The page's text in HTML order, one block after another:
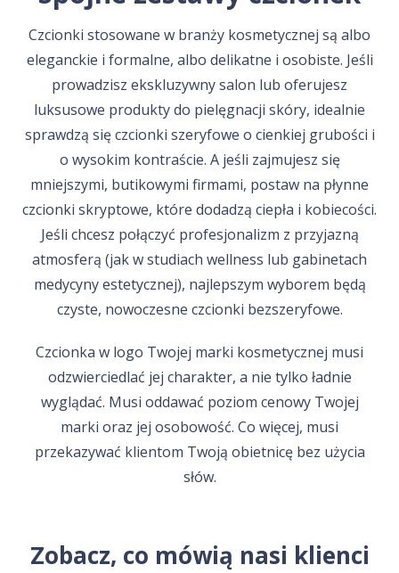
Czcionki stosowane w branży kosmetycznej są albo
eleganckie i formalne, albo delikatne i osobiste. Jeśli
prowadzisz ekskluzywny salon lub oferujesz
luksusowe produkty do pielęgnacji skóry, idealnie
sprawdzą się czcionki szeryfowe o cienkiej grubości i
o wysokim kontraście. A jeśli zajmujesz się
mniejszymi, butikowymi firmami, postaw na płynne
czcionki skryptowe, które dodadzą ciepła i kobiecości.
Jeśli chcesz połączyć profesjonalizm z przyjazną
atmosferą (jak w studiach wellness lub gabinetach
medycyny estetycznej), najlepszym wyborem będą
czyste, nowoczesne czcionki bezszeryfowe.
Czcionka w logo Twojej marki kosmetycznej musi
odzwierciedlać jej charakter, a nie tylko ładnie
wyglądać. Musi oddawać poziom cenowy Twojej
marki oraz jej osobowość. Co więcej, musi
przekazywać klientom Twoją obietnicę bez użycia
słów.
Zobacz, co mówią nasi klienci